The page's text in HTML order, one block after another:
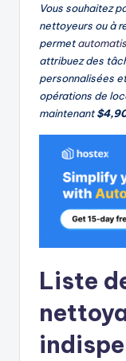
Vous souhaitez
nettoyeurs ou à
permet
attribuez des
personnalisées
opérations de
maintenant
Liste